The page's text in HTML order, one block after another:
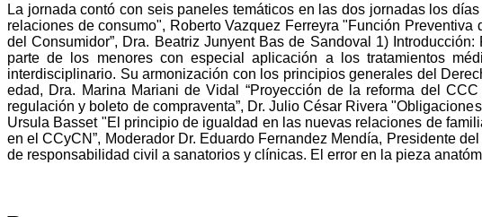
La jornada contó con seis paneles temáticos en las dos jornadas los
relaciones de consumo", Roberto Vazquez Ferreyra "Función
del Consumidor”, Dra. Beatriz Junyent Bas de Sandoval 1)
parte de los menores con especial aplicación a los tratamientos
interdisciplinario. Su armonización con los principios generales del
edad, Dra. Marina Mariani de Vidal “Proyección de la reforma del
regulación y boleto de compraventa”, Dr. Julio César Rivera
Ursula Basset "El principio de igualdad en las nuevas relaciones de
en el CCyCN”, Moderador Dr. Eduardo Fernandez Mendía, Presidente
de responsabilidad civil a sanatorios y clínicas. El error en la pieza